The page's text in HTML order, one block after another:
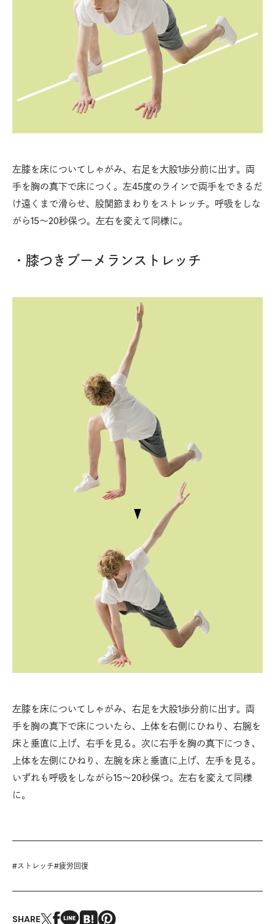
左膝を床についてしゃがみ、右足を大股1歩分前に出す。両
手を胸の真下で床につく。左45度のラインで両手をできるだ
け遠くまで滑らせ、股関節まわりをストレッチ。呼吸をしな
がら15〜20秒保つ。左右を変えて同様に。
・膝つきブーメランストレッチ
左膝を床についてしゃがみ、右足を大股1歩分前に出す。両
手を胸の真下で床についたら、上体を右側にひねり、右腕を
床と垂直に上げ、右手を見る。次に右手を胸の真下につき、
上体を左側にひねり、左腕を床と垂直に上げ、左手を見る。
いずれも呼吸をしながら15〜20秒保つ。左右を変えて同様
に。
#ストレッチ#疲労回復
SHARE